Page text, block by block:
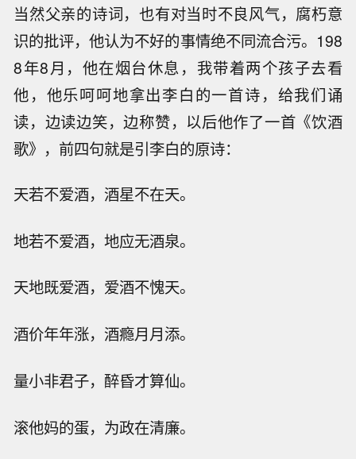
当然父亲的诗词，也有对当时不良风气，腐朽意
识的批评，他认为不好的事情绝不同流合污。198
8年8月，他在烟台休息，我带着两个孩子去看
他，他乐呵呵地拿出李白的一首诗，给我们诵
读，边读边笑，边称赞，以后他作了一首《饮酒
歌》，前四句就是引李白的原诗：
天若不爱酒，酒星不在天。
地若不爱酒，地应无酒泉。
天地既爱酒，爱酒不愧天。
酒价年年涨，酒瘾月月添。
量小非君子，醉昏才算仙。
滚他妈的蛋，为政在清廉。